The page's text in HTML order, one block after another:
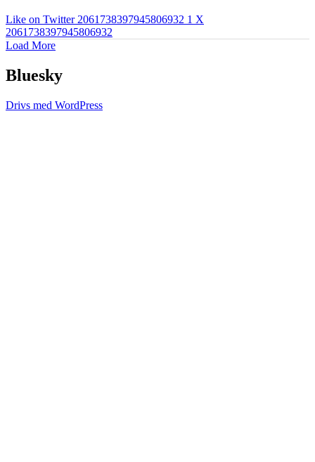
Like on Twitter 2061738397945806932 1 X
2061738397945806932
Load More
Bluesky
Drivs med WordPress